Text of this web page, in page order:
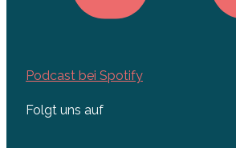
Podcast bei Spotify
Folgt uns auf